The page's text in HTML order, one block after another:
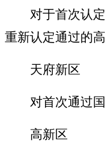
对于首次认定
重新认定通过的
天府新区
对首次通过国
高新区